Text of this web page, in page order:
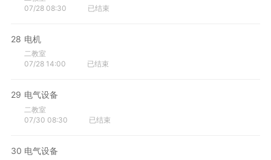
07/28 08:30
已结束
28 电机
二教室
07/28 14:00
已结束
29 电气设备
二教室
07/30 08:30
已结束
30 电气设备